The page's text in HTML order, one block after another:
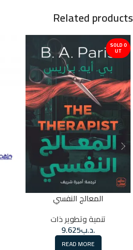
Related products
SOLD O
UT
المعالج النفسي
تنمية وتطوير ذات
.د.ب9.625
READ MORE